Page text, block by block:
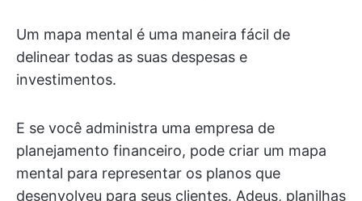
Um mapa mental é uma maneira fácil de
delinear todas as suas despesas e
investimentos.
E se você administra uma empresa de
planejamento financeiro, pode criar um mapa
mental para representar os planos que
desenvolveu para seus clientes. Adeus, planilhas